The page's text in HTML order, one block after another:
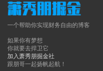
一个帮助你实现财务自由的博客
如果你有梦想
你就要去捍卫它
加入萧秀朋掘金社
跟朋哥一起扬帆起航！